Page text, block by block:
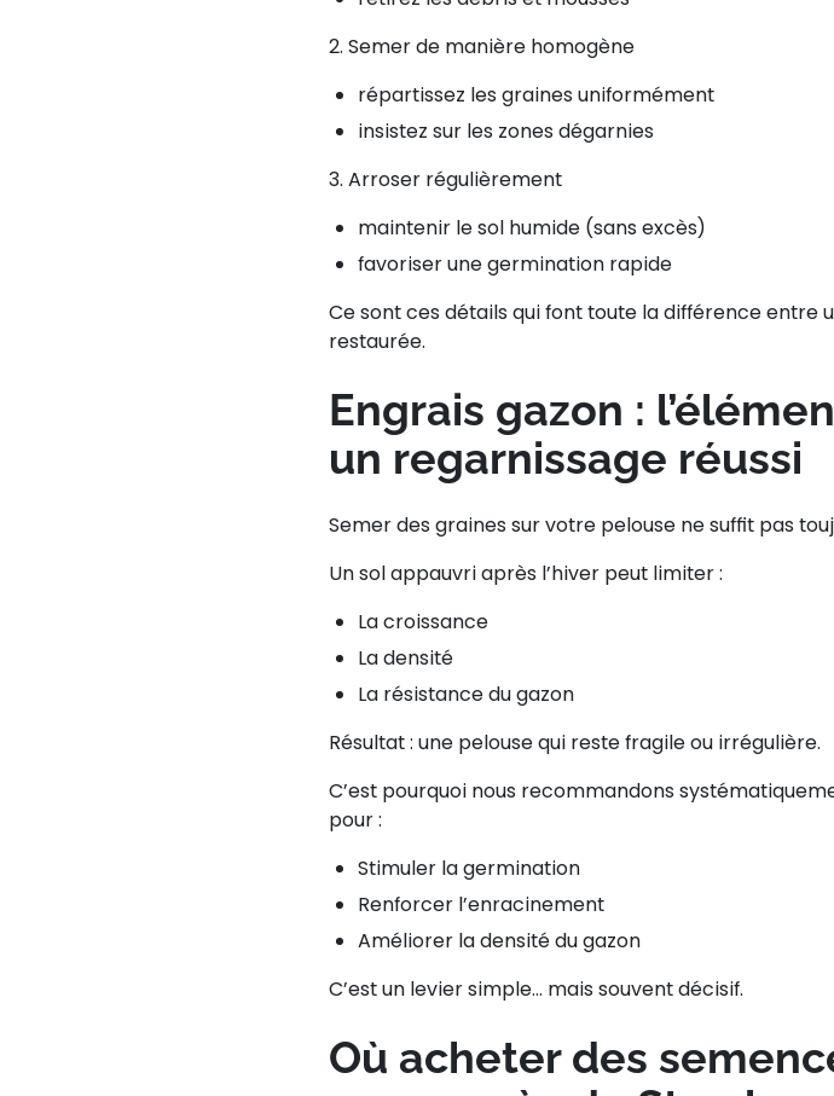
2. Semer de manière homogène
répartissez les graines uniformément
insistez sur les zones dégarnies
3. Arroser régulièrement
maintenir le sol humide (sans excès)
favoriser une germination rapide
Ce sont ces détails qui font toute la différence entre
restaurée.
Engrais gazon :
un regarnissage réussi
Semer des grainessur votre pelouse ne suffit pas
Un sol appauvri après l’hiver peut limiter :
La croissance
La densité
La résistance du gazon
Résultat : une pelouse qui reste fragile ou irrégulière.
C’est pourquoi nous recommandons
pour :
Stimuler la germination
Renforcer l’enracinement
Améliorer la densité du gazon
C’est un levier simple… mais souvent décisif.
Où acheter des